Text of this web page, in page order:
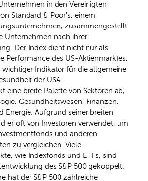
in den Vereinigten
Standard & Poor's, einem
zusammengestellt
Unternehmen nach ihrer
Der Index dient nicht nur als
Performance des US-Aktienmarktes,
wichtiger Indikator für die allgemeine
der USA.
eine breite Palette von Sektoren ab,
Gesundheitswesen, Finanzen,
Energie. Aufgrund seiner breiten
er oft von Investoren verwendet, um
und anderen
zu vergleichen. Viele
wie Indexfonds und ETFs, sind
des S&P 500 gekoppelt.
hat der S&P 500 zahlreiche